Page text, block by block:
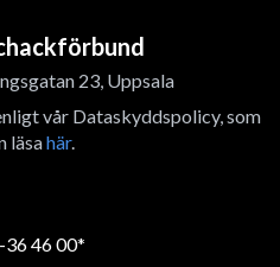
23, Uppsala
vår Dataskyddspolicy, som
läsahär.
46 00*